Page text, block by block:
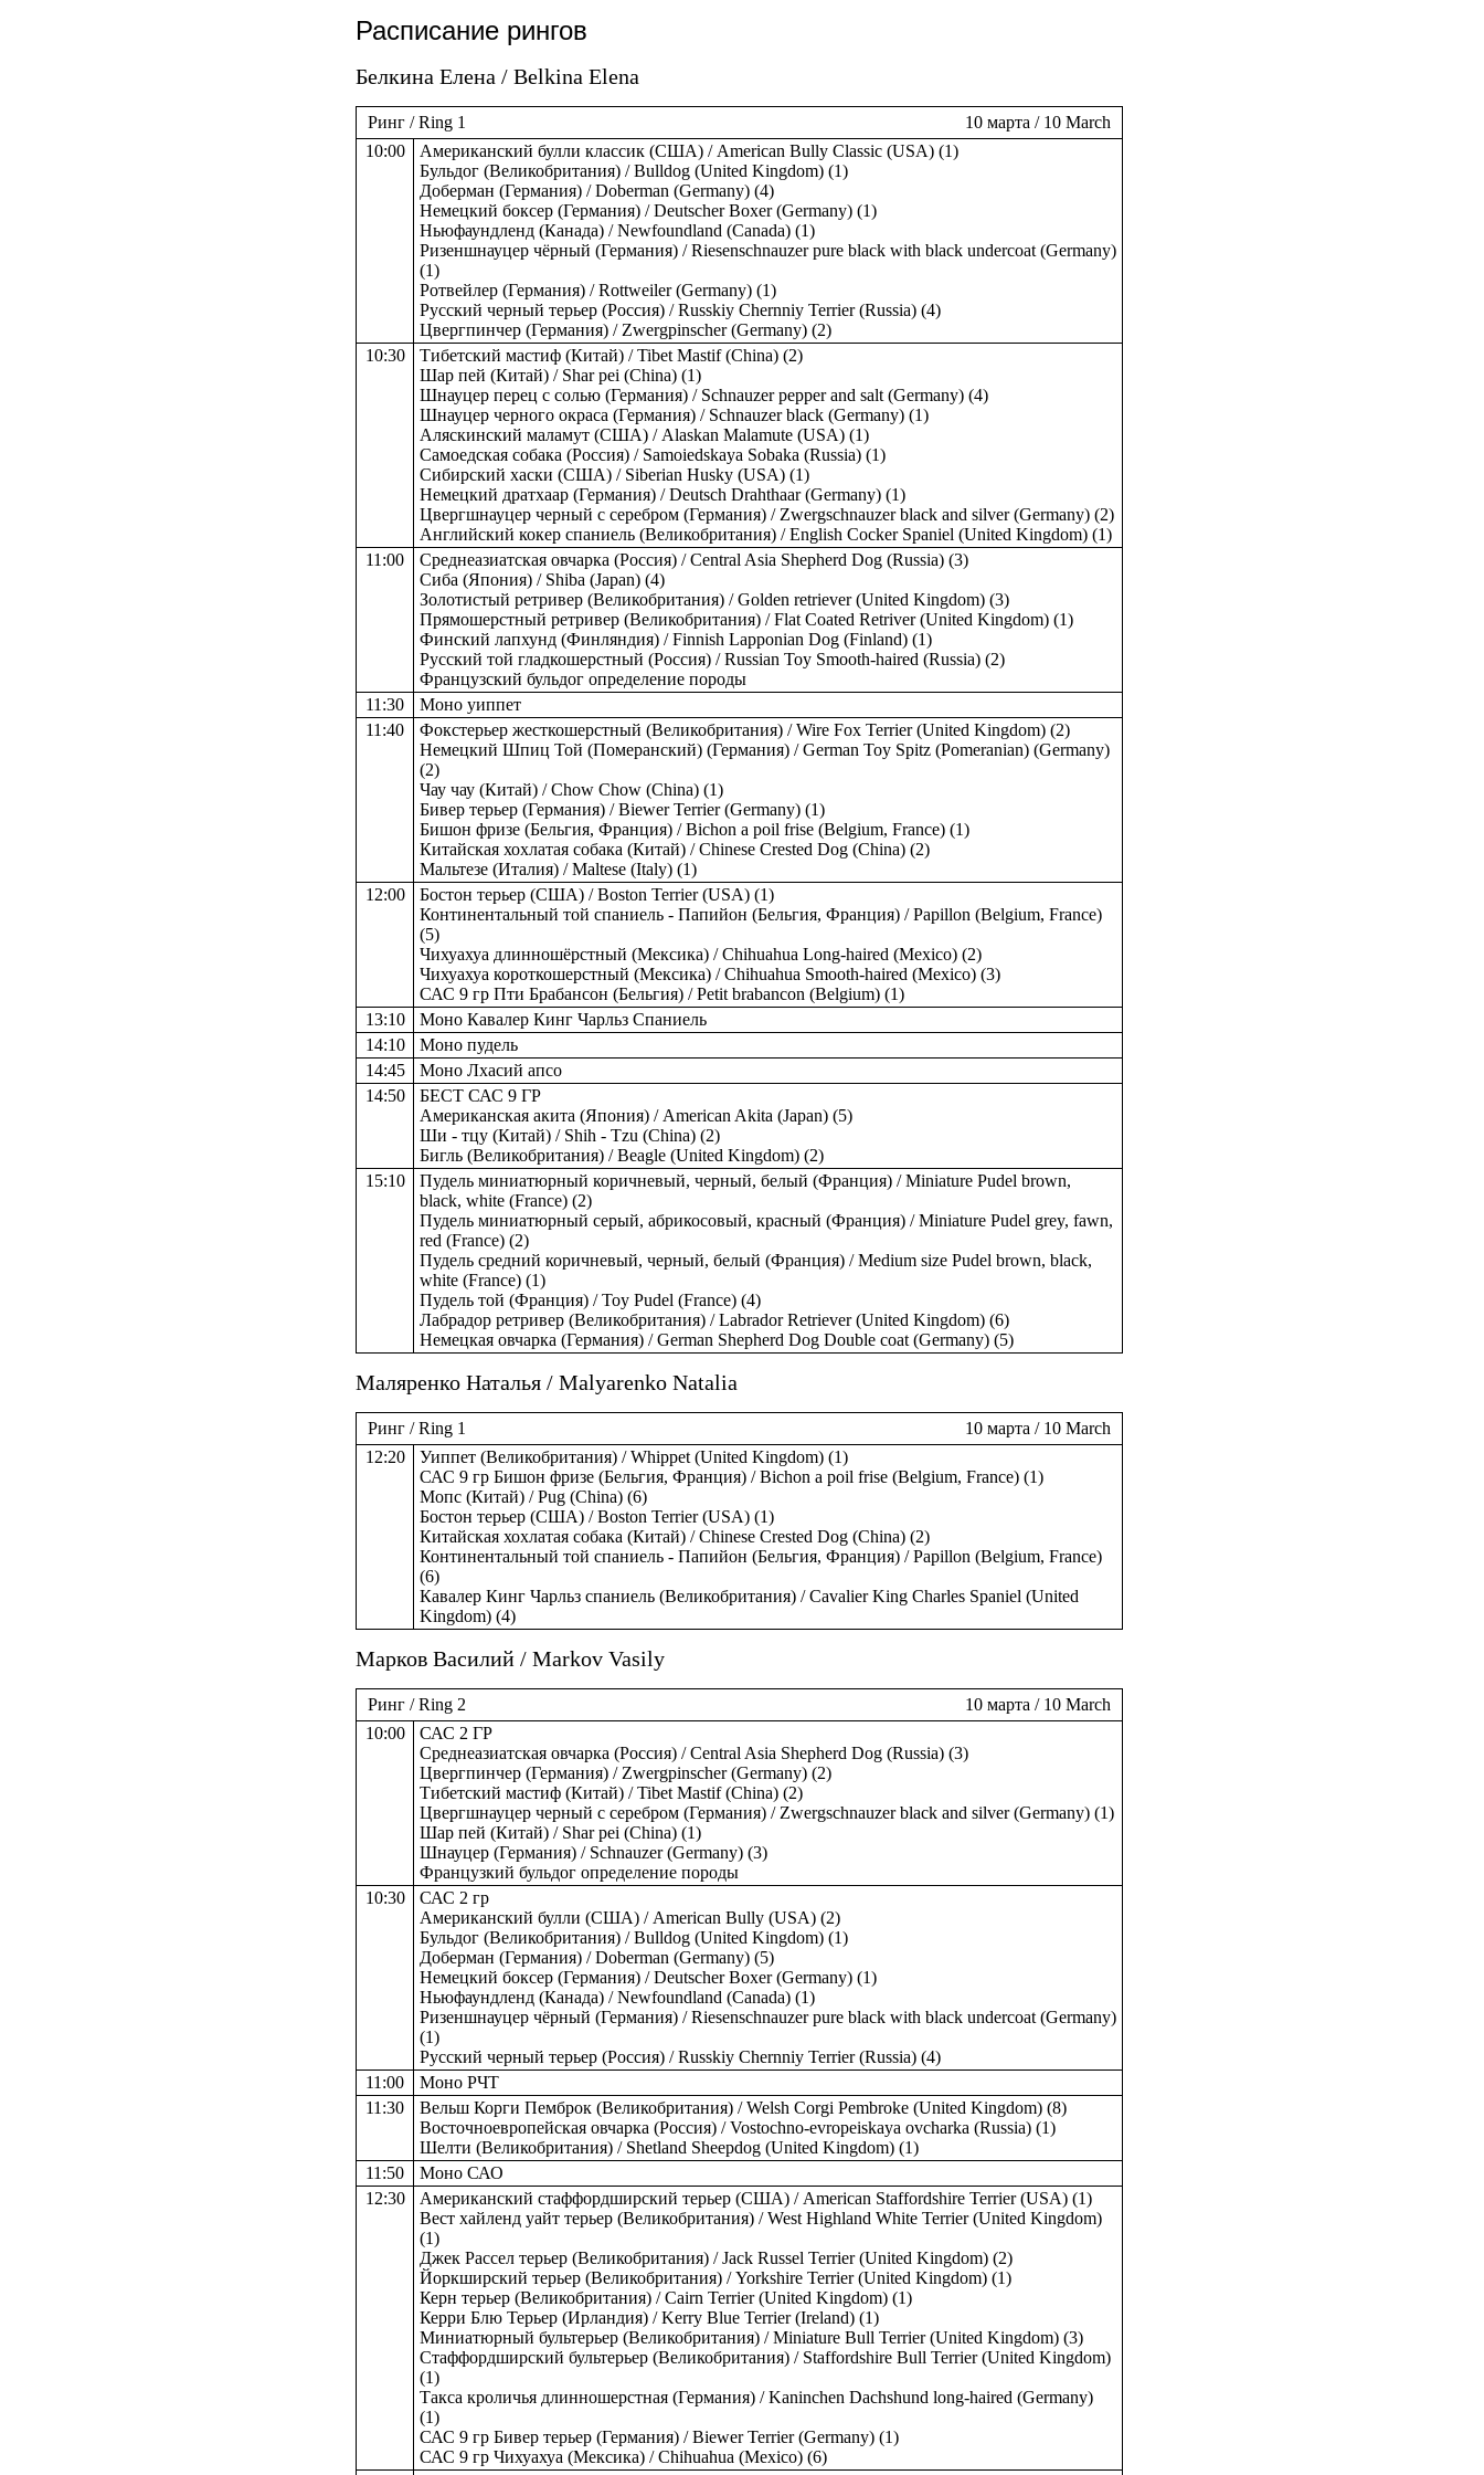
Расписание рингов
Белкина Елена / Belkina Elena
Ринг / Ring 1
10 марта / 10 March
10:00
Американский булли классик (США) / American Bully Classic (USA) (1)
Бульдог (Великобритания) / Bulldog (United Kingdom) (1)
Доберман (Германия) / Doberman (Germany) (4)
Немецкий боксер (Германия) / Deutscher Boxer (Germany) (1)
Ньюфаундленд (Канада) / Newfoundland (Canada) (1)
Ризеншнауцер чёрный (Германия) / Riesenschnauzer pure black with black undercoat (Germany)
(1)
Ротвейлер (Германия) / Rottweiler (Germany) (1)
Русский черный терьер (Россия) / Russkiy Chernniy Terrier (Russia) (4)
Цвергпинчер (Германия) / Zwergpinscher (Germany) (2)
10:30
Тибетский мастиф (Китай) / Tibet Mastif (China) (2)
Шар пей (Китай) / Shar pei (China) (1)
Шнауцер перец с солью (Германия) / Schnauzer pepper and salt (Germany) (4)
Шнауцер черного окраса (Германия) / Schnauzer black (Germany) (1)
Аляскинский маламут (США) / Alaskan Malamute (USA) (1)
Самоедская собака (Россия) / Samoiedskaya Sobaka (Russia) (1)
Сибирский хаски (США) / Siberian Husky (USA) (1)
Немецкий дратхаар (Германия) / Deutsch Drahthaar (Germany) (1)
Цвергшнауцер черный с серебром (Германия) / Zwergschnauzer black and silver (Germany) (2)
Английский кокер спаниель (Великобритания) / English Cocker Spaniel (United Kingdom) (1)
11:00
Среднеазиатская овчарка (Россия) / Central Asia Shepherd Dog (Russia) (3)
Сиба (Япония) / Shiba (Japan) (4)
Золотистый ретривер (Великобритания) / Golden retriever (United Kingdom) (3)
Прямошерстный ретривер (Великобритания) / Flat Coated Retriver (United Kingdom) (1)
Финский лапхунд (Финляндия) / Finnish Lapponian Dog (Finland) (1)
Русский той гладкошерстный (Россия) / Russian Toy Smooth-haired (Russia) (2)
Французский бульдог определение породы
11:30
Моно уиппет
11:40
Фокстерьер жесткошерстный (Великобритания) / Wire Fox Terrier (United Kingdom) (2)
Немецкий Шпиц Той (Померанский) (Германия) / German Toy Spitz (Pomeranian) (Germany)
(2)
Чау чау (Китай) / Chow Chow (China) (1)
Бивер терьер (Германия) / Biewer Terrier (Germany) (1)
Бишон фризе (Бельгия, Франция) / Bichon a poil frise (Belgium, France) (1)
Китайская хохлатая собака (Китай) / Chinese Crested Dog (China) (2)
Мальтезе (Италия) / Maltese (Italy) (1)
12:00
Бостон терьер (США) / Boston Terrier (USA) (1)
Континентальный той спаниель - Папийон (Бельгия, Франция) / Papillon (Belgium, France)
(5)
Чихуахуа длинношёрстный (Мексика) / Chihuahua Long-haired (Mexico) (2)
Чихуахуа короткошерстный (Мексика) / Chihuahua Smooth-haired (Mexico) (3)
САС 9 гр Пти Брабансон (Бельгия) / Petit brabancon (Belgium) (1)
13:10
Моно Кавалер Кинг Чарльз Спаниель
14:10
Моно пудель
14:45
Моно Лхасий апсо
14:50
БЕСТ САС 9 ГР
Американская акита (Япония) / American Akita (Japan) (5)
Ши - тцу (Китай) / Shih - Tzu (China) (2)
Бигль (Великобритания) / Beagle (United Kingdom) (2)
15:10
Пудель миниатюрный коричневый, черный, белый (Франция) / Miniature Pudel brown,
black, white (France) (2)
Пудель миниатюрный серый, абрикосовый, красный (Франция) / Miniature Pudel grey, fawn,
red (France) (2)
Пудель средний коричневый, черный, белый (Франция) / Medium size Pudel brown, black,
white (France) (1)
Пудель той (Франция) / Toy Pudel (France) (4)
Лабрадор ретривер (Великобритания) / Labrador Retriever (United Kingdom) (6)
Немецкая овчарка (Германия) / German Shepherd Dog Double coat (Germany) (5)
Маляренко Наталья / Malyarenko Natalia
Ринг / Ring 1
10 марта / 10 March
12:20
Уиппет (Великобритания) / Whippet (United Kingdom) (1)
САС 9 гр Бишон фризе (Бельгия, Франция) / Bichon a poil frise (Belgium, France) (1)
Мопс (Китай) / Pug (China) (6)
Бостон терьер (США) / Boston Terrier (USA) (1)
Китайская хохлатая собака (Китай) / Chinese Crested Dog (China) (2)
Континентальный той спаниель - Папийон (Бельгия, Франция) / Papillon (Belgium, France)
(6)
Кавалер Кинг Чарльз спаниель (Великобритания) / Cavalier King Charles Spaniel (United
Kingdom) (4)
Марков Василий / Markov Vasily
Ринг / Ring 2
10 марта / 10 March
10:00
САС 2 ГР
Среднеазиатская овчарка (Россия) / Central Asia Shepherd Dog (Russia) (3)
Цвергпинчер (Германия) / Zwergpinscher (Germany) (2)
Тибетский мастиф (Китай) / Tibet Mastif (China) (2)
Цвергшнауцер черный с серебром (Германия) / Zwergschnauzer black and silver (Germany) (1)
Шар пей (Китай) / Shar pei (China) (1)
Шнауцер (Германия) / Schnauzer (Germany) (3)
Французкий бульдог определение породы
10:30
САС 2 гр
Американский булли (США) / American Bully (USA) (2)
Бульдог (Великобритания) / Bulldog (United Kingdom) (1)
Доберман (Германия) / Doberman (Germany) (5)
Немецкий боксер (Германия) / Deutscher Boxer (Germany) (1)
Ньюфаундленд (Канада) / Newfoundland (Canada) (1)
Ризеншнауцер чёрный (Германия) / Riesenschnauzer pure black with black undercoat (Germany)
(1)
Русский черный терьер (Россия) / Russkiy Chernniy Terrier (Russia) (4)
11:00
Моно РЧТ
11:30
Вельш Корги Пемброк (Великобритания) / Welsh Corgi Pembroke (United Kingdom) (8)
Восточноевропейская овчарка (Россия) / Vostochno-evropeiskaya ovcharka (Russia) (1)
Шелти (Великобритания) / Shetland Sheepdog (United Kingdom) (1)
11:50
Моно САО
12:30
Американский стаффордширский терьер (США) / American Staffordshire Terrier (USA) (1)
Вест хайленд уайт терьер (Великобритания) / West Highland White Terrier (United Kingdom)
(1)
Джек Рассел терьер (Великобритания) / Jack Russel Terrier (United Kingdom) (2)
Йоркширский терьер (Великобритания) / Yorkshire Terrier (United Kingdom) (1)
Керн терьер (Великобритания) / Cairn Terrier (United Kingdom) (1)
Керри Блю Терьер (Ирландия) / Kerry Blue Terrier (Ireland) (1)
Миниатюрный бультерьер (Великобритания) / Miniature Bull Terrier (United Kingdom) (3)
Стаффордширский бультерьер (Великобритания) / Staffordshire Bull Terrier (United Kingdom)
(1)
Такса кроличья длинношерстная (Германия) / Kaninchen Dachshund long-haired (Germany)
(1)
САС 9 гр Бивер терьер (Германия) / Biewer Terrier (Germany) (1)
САС 9 гр Чихуахуа (Мексика) / Chihuahua (Mexico) (6)